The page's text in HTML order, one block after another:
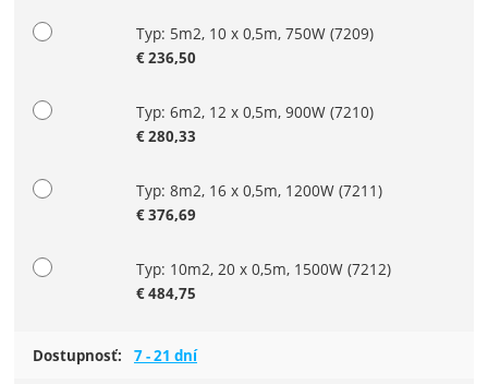
Typ: 5m2, 10 x 0,5m, 750W(7209)
€236,50
Typ: 6m2, 12 x 0,5m, 900W(7210)
€280,33
Typ: 8m2, 16 x 0,5m, 1200W(7211)
€376,69
Typ: 10m2, 20 x 0,5m, 1500W(7212)
€484,75
Dostupnosť: 7 - 21 dní